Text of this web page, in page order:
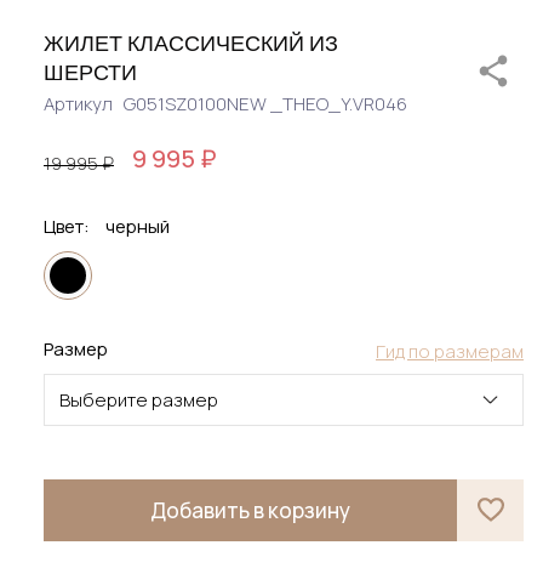
ЖИЛЕТ КЛАССИЧЕСКИЙ ИЗ
ШЕРСТИ
Артикул G051SZ0100NEW _THEO_Y.VR046
19 995 ₽ 9 995 ₽
Цвет: черный
Гид по размерам
Размер
Выберите размер
Добавить в корзину